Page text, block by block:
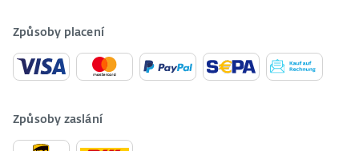
Způsoby placení
Způsoby zaslání